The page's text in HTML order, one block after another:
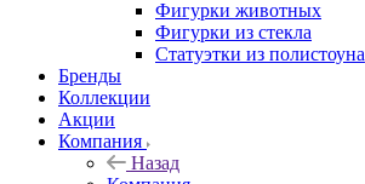
Фигурки животных
Фигурки из стекла
Статуэтки из полистоуна
Бренды
Коллекции
Акции
Компания
Назад